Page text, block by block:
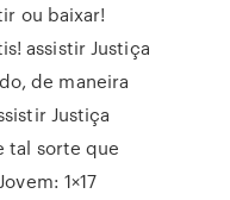
ou baixar!
assistir Justiça
de maneira
Justiça
tal sorte que
1×17